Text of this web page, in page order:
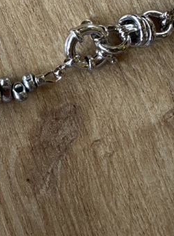
KOLEKSİYON
Kolye
Küpe
Yüzük
Bileklik
Tüm Ürünler